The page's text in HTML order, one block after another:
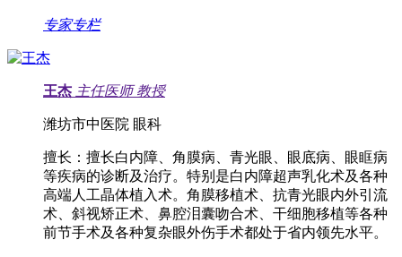
专家专栏
王杰 主任医师 教授
潍坊市中医院 眼科
擅长： 擅长白内障、角膜病、青光眼、眼底病、眼眶病
等疾病的诊断及治疗。特别是白内障超声乳化术及各种
高端人工晶体植入术。角膜移植术、抗青光眼内外引流
术、斜视矫正术、鼻腔泪囊吻合术、干细胞移植等各种
前节手术及各种复杂眼外伤手术都处于省内领先水平。